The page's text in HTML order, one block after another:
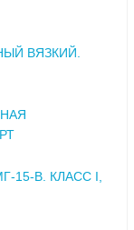
ВЯЗКИЙ.
15-В. КЛАСС I,